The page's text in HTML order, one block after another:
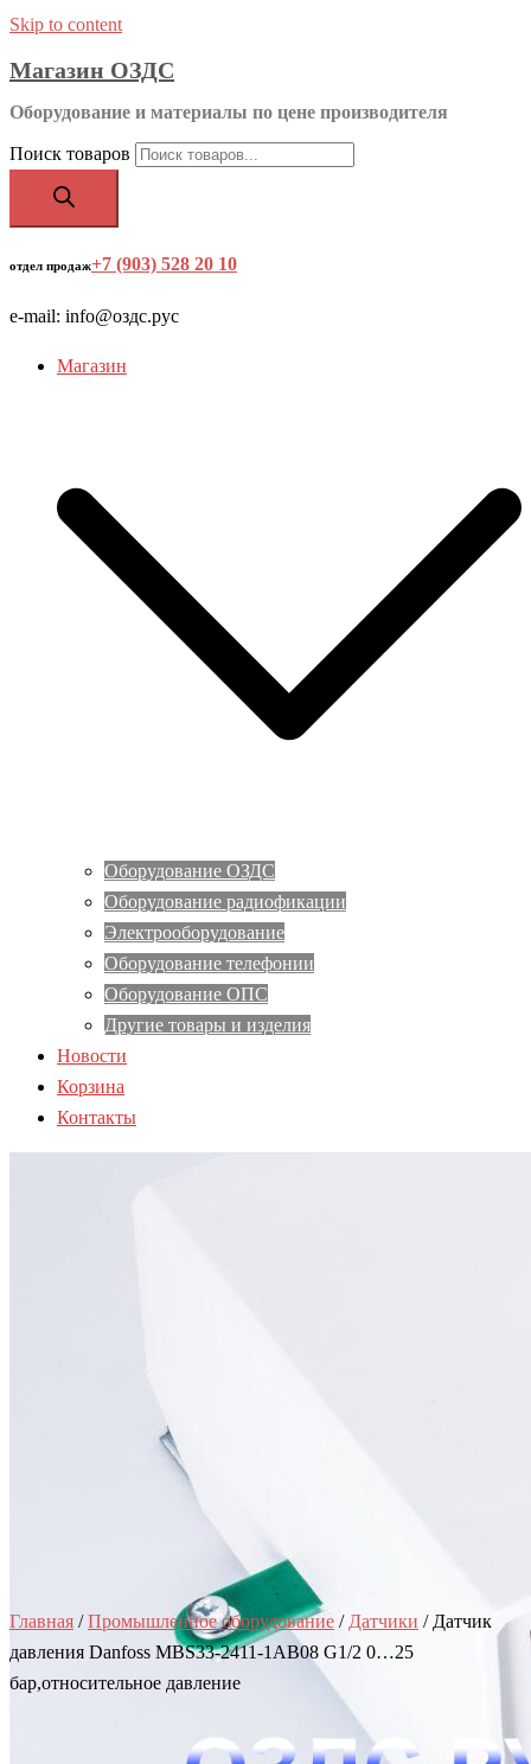
Skip to content
Магазин ОЗДС
Оборудование и материалы по цене производителя
Поиск товаров
отдел продаж+7 (903) 528 20 10
e-mail: info@оздс.рус
Магазин
Оборудование ОЗДС
Оборудование радиофикации
Электрооборудование
Оборудование телефонии
Оборудование ОПС
Другие товары и изделия
Новости
Корзина
Контакты
Главная /Промышленное оборудование / Датчики / Датчик
давления Danfoss MBS33-2411-1AB08 G1/2 0…25
бар,относительное давление